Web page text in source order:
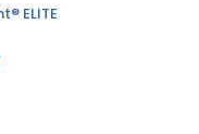
ELITE